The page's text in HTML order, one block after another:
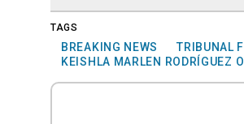
TAGS
BREAKING NEWS TRIBUNAL
KEISHLA MARLEN RODRÍGUEZ